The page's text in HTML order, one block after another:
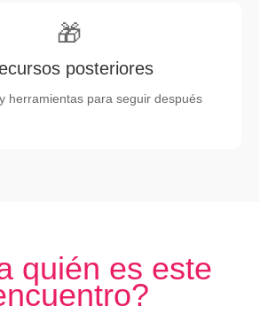
🎁
posteriores
herramientas para seguir después
quién es este